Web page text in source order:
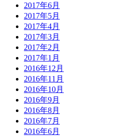
2017年6月
2017年5月
2017年4月
2017年3月
2017年2月
2017年1月
2016年12月
2016年11月
2016年10月
2016年9月
2016年8月
2016年7月
2016年6月